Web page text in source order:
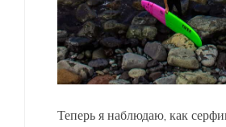
Теперь я наблюдаю, как